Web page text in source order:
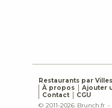
Restaurants par Villes
À propos
Ajouter
Contact
CGU
© 2011-2026 Brunch.fr -